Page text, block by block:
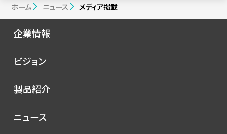
ホーム ニュース メディア掲載
企業情報
会社概要
ビジョン
トップメッセージ
製品紹介
コンセプト
ニュース